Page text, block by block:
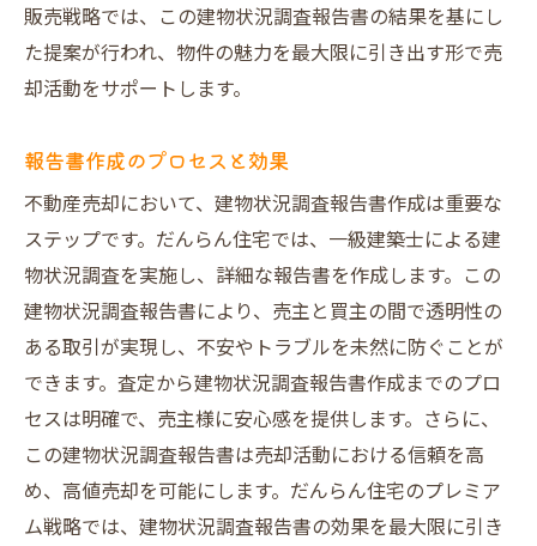
販売戦略では、この建物状況調査報告書の結果を基にし
た提案が行われ、物件の魅力を最大限に引き出す形で売
却活動をサポートします。
報告書作成のプロセスと効果
不動産売却において、建物状況調査報告書作成は重要な
ステップです。だんらん住宅では、一級建築士による建
物状況調査を実施し、詳細な報告書を作成します。この
建物状況調査報告書により、売主と買主の間で透明性の
ある取引が実現し、不安やトラブルを未然に防ぐことが
できます。査定から建物状況調査報告書作成までのプロ
セスは明確で、売主様に安心感を提供します。さらに、
この建物状況調査報告書は売却活動における信頼を高
め、高値売却を可能にします。だんらん住宅のプレミア
ム戦略では、建物状況調査報告書の効果を最大限に引き